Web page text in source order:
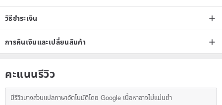
วิธีชำระเงิน
การคืนเงินและเปลี่ยนสินค้า
คะแนนรีวิว
มีรีวิวบางส่วนแปลภาษาอัตโนมัติโดย Google เนื้อหาอาจไม่แม่นยำ